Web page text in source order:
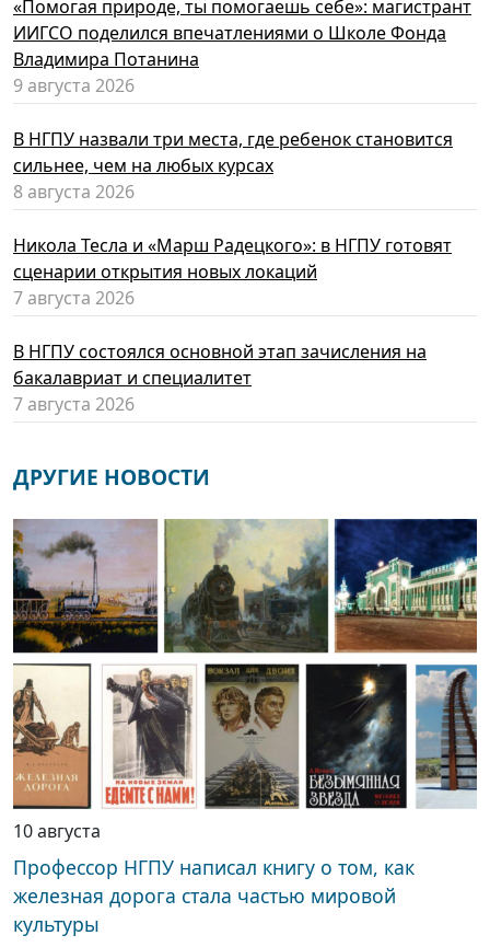
«Помогая природе, ты помогаешь себе»: магистрант
ИИГСО поделился впечатлениями о Школе Фонда
Владимира Потанина
9 августа 2026
В НГПУ назвали три места, где ребенок становится
сильнее, чем на любых курсах
8 августа 2026
Никола Тесла и «Марш Радецкого»: в НГПУ готовят
сценарии открытия новых локаций
7 августа 2026
В НГПУ состоялся основной этап зачисления на
бакалавриат и специалитет
7 августа 2026
ДРУГИЕ НОВОСТИ
10 августа
Профессор НГПУ написал книгу о том, как
железная дорога стала частью мировой
культуры